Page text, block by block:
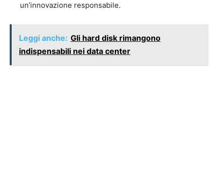
un’innovazione responsabile.
Leggi anche: Gli hard disk rimangono
indispensabili nei data center